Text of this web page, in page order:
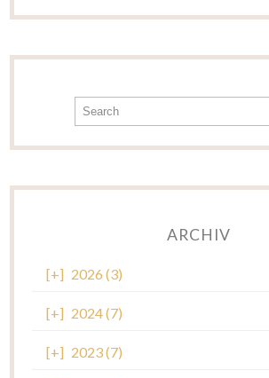
ARCHIV
[+] 2026 (3)
[+] 2024 (7)
[+] 2023 (7)